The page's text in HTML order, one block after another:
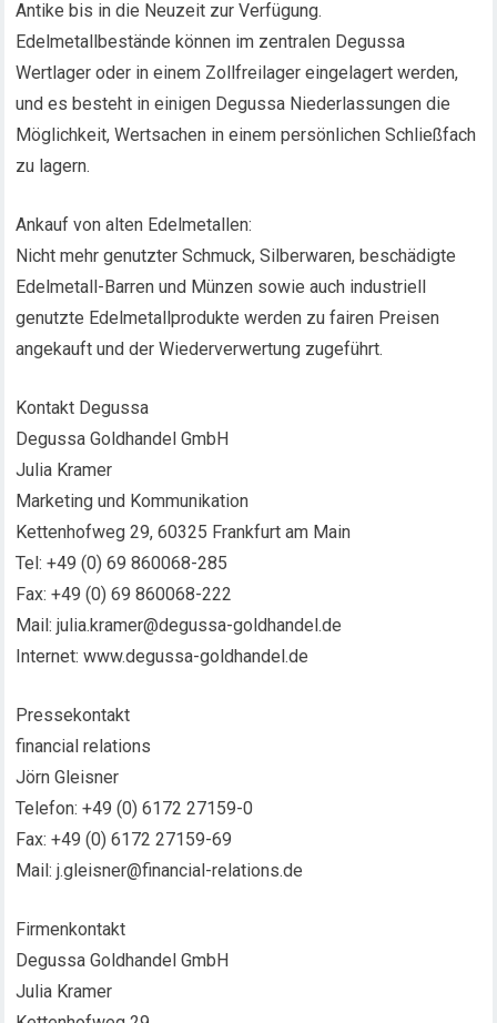
Antike bis in die Neuzeit zur Verfügung.
Edelmetallbestände können im zentralen Degussa
Wertlager oder in einem Zollfreilager eingelagert werden,
und es besteht in einigen Degussa Niederlassungen die
Möglichkeit, Wertsachen in einem persönlichen Schließfach
zu lagern.
Ankauf von alten Edelmetallen:
Nicht mehr genutzter Schmuck, Silberwaren, beschädigte
Edelmetall-Barren und Münzen sowie auch industriell
genutzte Edelmetallprodukte werden zu fairen Preisen
angekauft und der Wiederverwertung zugeführt.
Kontakt Degussa
Degussa Goldhandel GmbH
Julia Kramer
Marketing und Kommunikation
Kettenhofweg 29, 60325 Frankfurt am Main
Tel: +49 (0) 69 860068-285
Fax: +49 (0) 69 860068-222
Mail: julia.kramer@degussa-goldhandel.de
Internet: www.degussa-goldhandel.de
Pressekontakt
financial relations
Jörn Gleisner
Telefon: +49 (0) 6172 27159-0
Fax: +49 (0) 6172 27159-69
Mail: j.gleisner@financial-relations.de
Firmenkontakt
Degussa Goldhandel GmbH
Julia Kramer